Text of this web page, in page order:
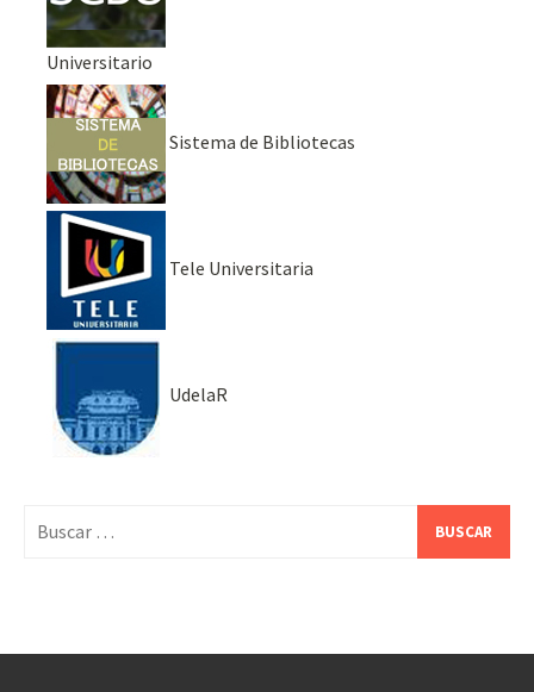
Universitario
Sistema de Bibliotecas
Tele Universitaria
UdelaR